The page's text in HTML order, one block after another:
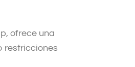
ofrece una
restricciones